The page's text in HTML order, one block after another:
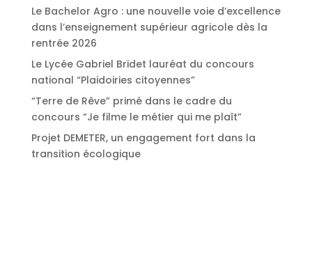
Le Bachelor Agro : une nouvelle voie d’excellence
dans l’enseignement supérieur agricole dès la
rentrée 2026
Le Lycée Gabriel Bridet lauréat du concours
national “Plaidoiries citoyennes”
“Terre de Rêve” primé dans le cadre du
concours “Je filme le métier qui me plaît”
Projet DEMETER, un engagement fort dans la
transition écologique